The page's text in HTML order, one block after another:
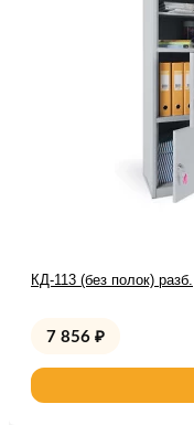
КД-113 (без полок) разб.
7 856 ₽